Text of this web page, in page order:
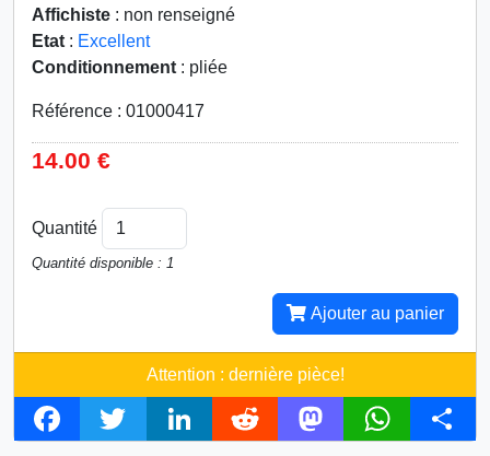
Affichiste : non renseigné
Etat : Excellent
Conditionnement : pliée
Référence : 01000417
14.00 €
Quantité
Quantité disponible : 1
Ajouter au panier
Attention : dernière pièce!
F
T
L
R
M
W
S